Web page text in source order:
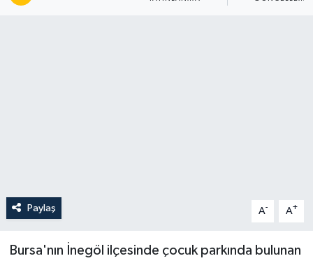
Paylaş A- A+
Bursa'nın İnegöl ilçesinde çocuk parkında bulunan